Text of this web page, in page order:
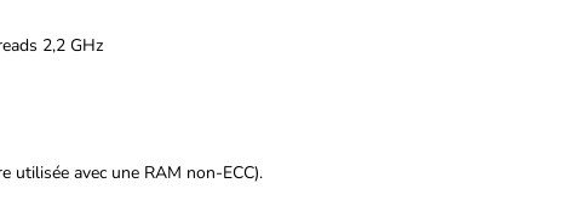
2,2 GHz
utilisée avec une RAM non-ECC).